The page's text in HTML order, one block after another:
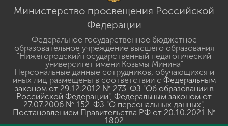
Министерство просвещения Российской
Федерации
Федеральное государственное бюджетное
образовательное учреждение высшего образования
"Нижегородский государственный педагогический
университет имени Козьмы Минина"
Персональные данные сотрудников, обучающихся и
иных лиц размещены в соответствии с Федеральным
законом от 29.12.2012 № 273-ФЗ "Об образовании в
Российской Федерации", Федеральным законом от
27.07.2006 № 152-ФЗ "О персональных данных",
Постановлением Правительства РФ от 20.10.2021 №
1802